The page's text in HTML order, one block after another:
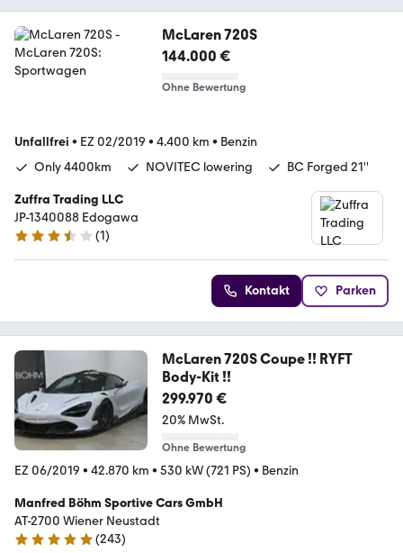
McLaren 720S
144.000 €
Ohne Bewertung
Unfallfrei • EZ 02/2019 • 4.400 km • Benzin
Only 4400km
NOVITEC lowering BC Forged 21''
Zuffra Trading LLC
JP-1340088 Edogawa
3.3 Sterne
(1)
Kontakt Parken
McLaren 720S Coupe !! RYFT
Body-Kit !!
299.970 €
20% MwSt.
Ohne Bewertung
EZ 06/2019 • 42.870 km • 530 kW (721 PS) • Benzin
Manfred Böhm Sportive Cars GmbH
AT-2700 Wiener Neustadt
4.9 Sterne
(243)